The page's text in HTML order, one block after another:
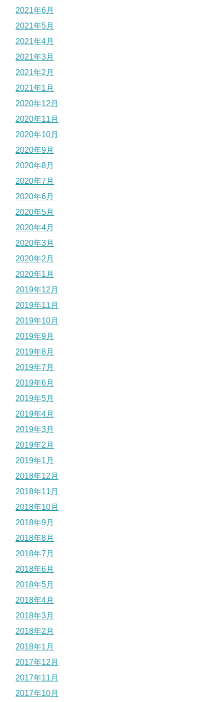
2021年6月
2021年5月
2021年4月
2021年3月
2021年2月
2021年1月
2020年12月
2020年11月
2020年10月
2020年9月
2020年8月
2020年7月
2020年6月
2020年5月
2020年4月
2020年3月
2020年2月
2020年1月
2019年12月
2019年11月
2019年10月
2019年9月
2019年8月
2019年7月
2019年6月
2019年5月
2019年4月
2019年3月
2019年2月
2019年1月
2018年12月
2018年11月
2018年10月
2018年9月
2018年8月
2018年7月
2018年6月
2018年5月
2018年4月
2018年3月
2018年2月
2018年1月
2017年12月
2017年11月
2017年10月